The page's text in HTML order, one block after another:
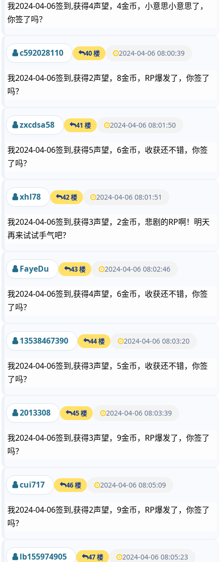
我2024-04-06签到,获得4声望，4金币，小意思小意思了，
你签了吗？
c592028110 40 楼 2024-04-06 08:00:39
我2024-04-06签到,获得2声望，8金币，RP爆发了，你签了
吗？
zxcdsa58 41 楼 2024-04-06 08:01:50
我2024-04-06签到,获得5声望，6金币，收获还不错，你签
了吗？
xhl78 42 楼 2024-04-06 08:01:51
我2024-04-06签到,获得3声望，2金币，悲剧的RP啊！明天
再来试试手气吧？
FayeDu 43 楼 2024-04-06 08:02:46
我2024-04-06签到,获得4声望，6金币，收获还不错，你签
了吗？
13538467390 44 楼 2024-04-06 08:03:20
我2024-04-06签到,获得3声望，5金币，收获还不错，你签
了吗？
2013308 45 楼 2024-04-06 08:03:39
我2024-04-06签到,获得3声望，9金币，RP爆发了，你签了
吗？
cui717 46 楼 2024-04-06 08:05:09
我2024-04-06签到,获得2声望，9金币，RP爆发了，你签了
吗？
lb155974905 47 楼 2024-04-06 08:05:23